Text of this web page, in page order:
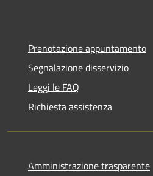
Prenotazione appuntamento
Segnalazione disservizio
Leggi le FAQ
Richiesta assistenza
Amministrazione trasparente